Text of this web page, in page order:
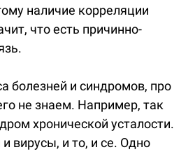
наличие корреляции
что есть причинно-
болезней и синдромов, про
не знаем. Например, так
хронической усталости.
вирусы, и то, и се. Одно